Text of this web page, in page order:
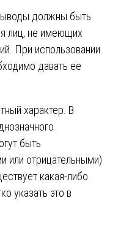
должны быть
лиц, не имеющих
При использовании
давать ее
характер. В
быть
или отрицательными)
какая-либо
указать это в